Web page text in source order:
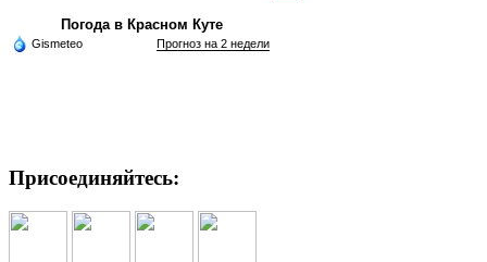
Погода в Красном Куте
Gismeteo Прогноз на 2 недели
Присоединяйтесь: